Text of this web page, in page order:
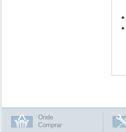
Onde
Comprar